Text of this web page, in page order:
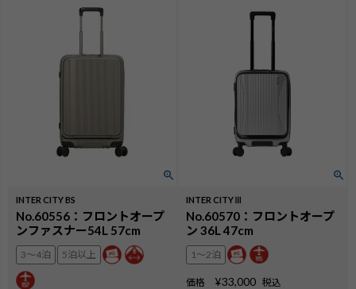
INTER CITY BS
No.60556：フロントオープ
ンファスナー54L 57cm
3〜4泊 5泊以上
INTER CITYⅢ
No.60570：フロントオープ
ン 36L 47cm
1〜2泊
価格 ¥33,000 税込